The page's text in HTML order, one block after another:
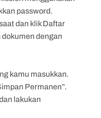
password.
dan klik Daftar
dokumen dengan
kamu masukkan.
Permanen”.
lakukan